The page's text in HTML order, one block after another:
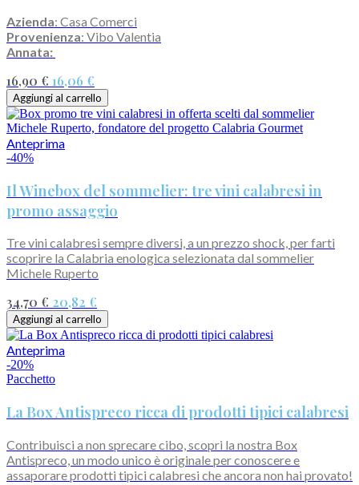
Azienda: Casa Comerci
Provenienza: Vibo Valentia
Annata:
16,90 € 16,06 €
Aggiungi al carrello
Anteprima
-40%
Il Winebox del sommelier: tre vini calabresi in
promo assaggio
Tre vini calabresi sempre diversi, a un prezzo shock, per farti
scoprire la Calabria enologica selezionata dal sommelier
Michele Ruperto
34,70 € 20,82 €
Aggiungi al carrello
Anteprima
-20%
Pacchetto
La Box Antispreco ricca di prodotti tipici calabresi
Contribuisci a non sprecare cibo, scopri la nostra Box
Antispreco, un modo unico è originale per conoscere e
assaporare prodotti tipici calabresi che ancora non hai provato!